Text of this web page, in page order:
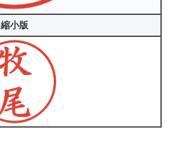
縮小版